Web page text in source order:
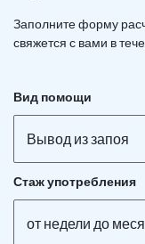
Заполните форму
свяжется с вами в
Вид помощи
Вывод из запоя
Стаж употребления
от недели до